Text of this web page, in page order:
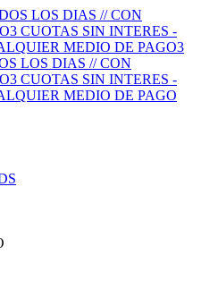
LOS DIAS // CON
3 CUOTAS SIN INTERES -
MEDIO DE PAGO3
LOS DIAS // CON
3 CUOTAS SIN INTERES -
MEDIO DE PAGO